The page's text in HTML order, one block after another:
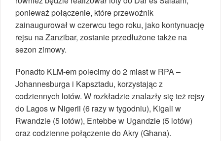
ponieważ połączenie, które przewoźnik
zainaugurował w czerwcu tego roku, jako kontynuację
rejsu na Zanzibar, zostanie przedłużone także na
sezon zimowy.
Ponadto KLM-em polecimy do 2 miast w RPA –
Johannesburga i Kapsztadu, korzystając z
codziennych lotów. W rozkładzie znalazły się też rejsy
do Lagos w Nigerii (6 razy w tygodniu), Kigali w
Rwandzie (5 lotów), Entebbe w Ugandzie (5 lotów)
oraz codzienne połączenie do Akry (Ghana).